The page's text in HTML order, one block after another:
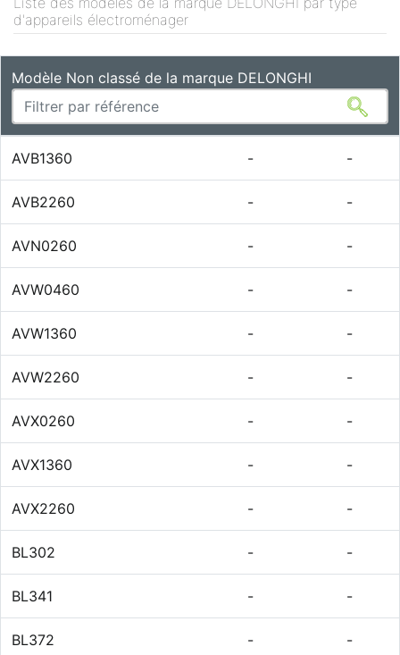
d'appareils électroménager
Modèle Non classé de la marque DELONGHI
AVB1360 - -
AVB2260 - -
AVN0260 - -
AVW0460 - -
AVW1360 - -
AVW2260 - -
AVX0260 - -
AVX1360 - -
AVX2260 - -
BL302 - -
BL341 - -
BL372 - -